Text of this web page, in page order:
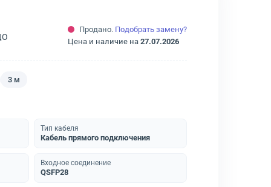
Продано. Подобрать замену?
Цена и наличие на 27.07.2026
3 м
Тип кабеля
Кабель прямого подключения
Входное соединение
QSFP28